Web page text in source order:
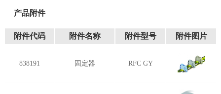
产品附件
附件代码 附件名称 附件型号 附件图片
838191 固定器 RFC GY